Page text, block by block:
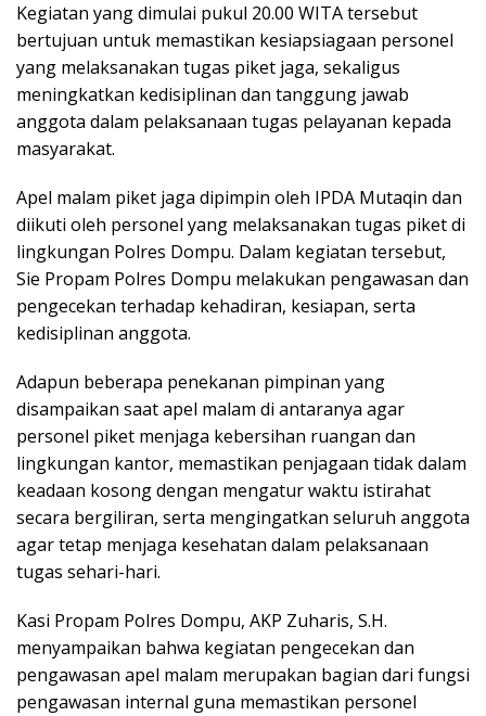
Kegiatan yang dimulai pukul 20.00 WITA tersebut
bertujuan untuk memastikan kesiapsiagaan personel
yang melaksanakan tugas piket jaga, sekaligus
meningkatkan kedisiplinan dan tanggung jawab
anggota dalam pelaksanaan tugas pelayanan kepada
masyarakat.
Apel malam piket jaga dipimpin oleh IPDA Mutaqin dan
diikuti oleh personel yang melaksanakan tugas piket di
lingkungan Polres Dompu. Dalam kegiatan tersebut,
Sie Propam Polres Dompu melakukan pengawasan dan
pengecekan terhadap kehadiran, kesiapan, serta
kedisiplinan anggota.
Adapun beberapa penekanan pimpinan yang
disampaikan saat apel malam di antaranya agar
personel piket menjaga kebersihan ruangan dan
lingkungan kantor, memastikan penjagaan tidak dalam
keadaan kosong dengan mengatur waktu istirahat
secara bergiliran, serta mengingatkan seluruh anggota
agar tetap menjaga kesehatan dalam pelaksanaan
tugas sehari-hari.
Kasi Propam Polres Dompu, AKP Zuharis, S.H.
menyampaikan bahwa kegiatan pengecekan dan
pengawasan apel malam merupakan bagian dari fungsi
pengawasan internal guna memastikan personel